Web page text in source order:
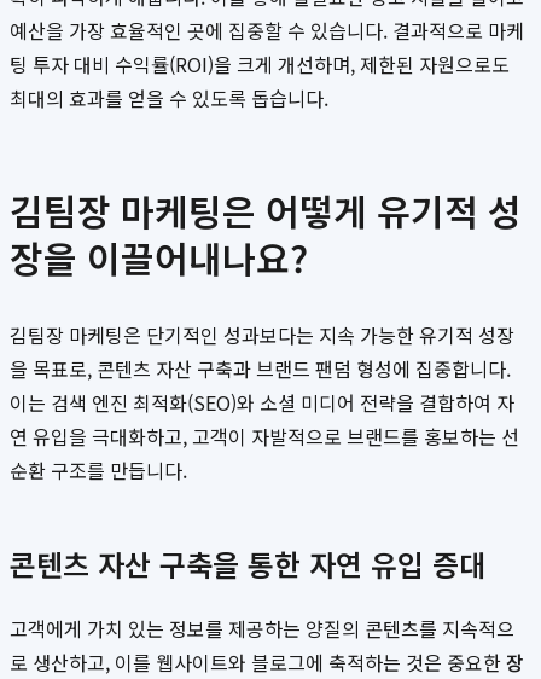
예산을 가장 효율적인 곳에 집중할 수 있습니다. 결과적으로 마케
팅 투자 대비 수익률(ROI)을 크게 개선하며, 제한된 자원으로도
최대의 효과를 얻을 수 있도록 돕습니다.
김팀장 마케팅은 어떻게 유기적 성
장을 이끌어내나요?
김팀장 마케팅은 단기적인 성과보다는 지속 가능한 유기적 성장
을 목표로, 콘텐츠 자산 구축과 브랜드 팬덤 형성에 집중합니다.
이는 검색 엔진 최적화(SEO)와 소셜 미디어 전략을 결합하여 자
연 유입을 극대화하고, 고객이 자발적으로 브랜드를 홍보하는 선
순환 구조를 만듭니다.
콘텐츠 자산 구축을 통한 자연 유입 증대
고객에게 가치 있는 정보를 제공하는 양질의 콘텐츠를 지속적으
로 생산하고, 이를 웹사이트와 블로그에 축적하는 것은 중요한장